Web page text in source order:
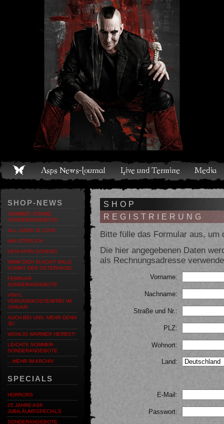
Live und Termine Media Shop Band Discografie
SHOP-NEWS
SOMMER, SONNE,
SONDERANGEBOTE
ALL JUNI'D IS LOVE
MAI-STERLICH
KEIN APRILSCHERZ!
NIMM DICH IN ACHT! BALD
KOMMT DER OSTERHASE!
FEBRUAR
SONDERANGEBOTE
VINYL
VERSANDKOSTENFREI IM
JANUAR
AUCH BEI UNS: MEHR DENN
JE!
WOHLIG WARMER HERBST!
LEICHTE SOMMER-
SONDERANGEBOTE
…MEHR IM ARCHIV
SPECIALS
HORRORS
25 JAHRE ASP.
JUBILÄUMSSPECIALS
SONDERANGEBOTE
SHOP
REGISTRIERUNG
Bitte fülle das Formular aus, um
Die hier angegebenen Daten
als Rechnungsadresse
Vorname:
Nachname:
Straße und Nr.:
PLZ:
Wohnort:
Land:
E-Mail:
Passwort: